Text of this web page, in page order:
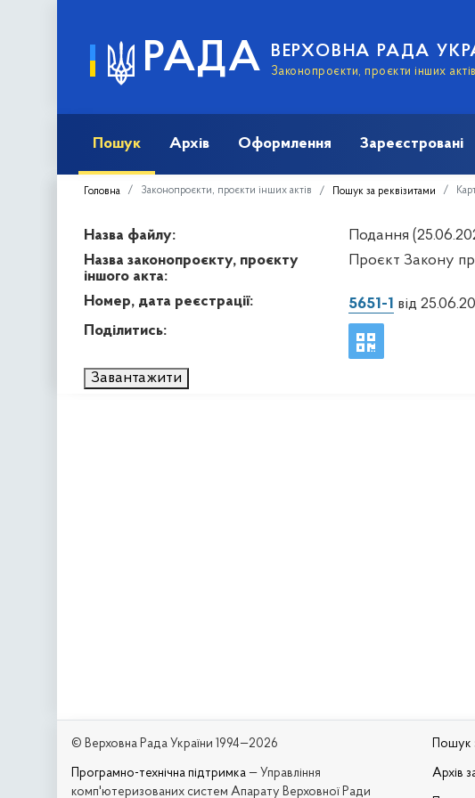
РАДА ВЕРХОВНА РАДА
Законопроєкти, проєкти інших актів
Пошук Архів Оформлення Зареєстровані
Головна Законопроєкти, проєкти інших актів Пошук за реквізитами
Назва файлу:
Подання
Назва законопроєкту, проєкту
іншого акта:
Проєкт Закону
Номер, дата реєстрації: 5651-1 від
Поділитись:
Завантажити
© Верховна Рада України 1994—2026
Програмно-технічна підтримка — Управління
комп'ютеризованих систем Апарату Верховної Ради
Пошук
Архів